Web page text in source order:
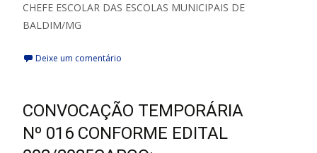
CHEFE ESCOLAR DAS ESCOLAS MUNICIPAIS DE
BALDIM/MG
Deixe um comentário
CONVOCAÇÃO TEMPORÁRIA
Nº 016 CONFORME EDITAL